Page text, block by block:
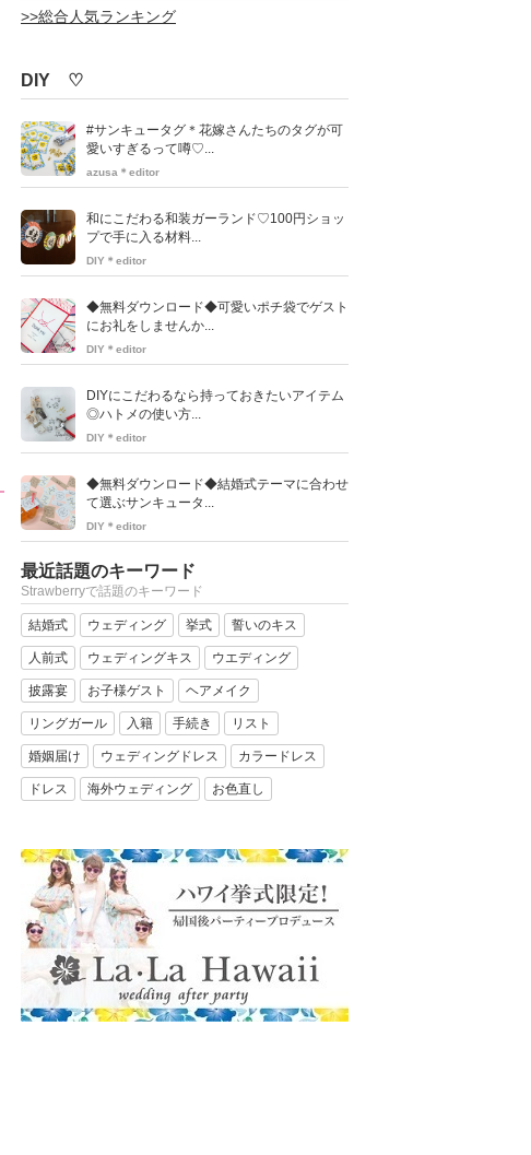
>>総合人気ランキング
DIY ♡
#サンキュータグ＊花嫁さんたちのタグが可
愛いすぎるって噂♡...
azusa＊editor
和にこだわる和装ガーランド♡100円ショッ
プで手に入る材料...
DIY＊editor
◆無料ダウンロード◆可愛いポチ袋でゲスト
にお礼をしませんか...
DIY＊editor
DIYにこだわるなら持っておきたいアイテム
◎ハトメの使い方...
DIY＊editor
◆無料ダウンロード◆結婚式テーマに合わせ
て選ぶサンキュータ...
DIY＊editor
最近話題のキーワード
Strawberryで話題のキーワード
結婚式 ウェディング 挙式 誓いのキス
人前式 ウェディングキス ウエディング
披露宴 お子様ゲスト ヘアメイク
リングガール 入籍 手続き リスト
婚姻届け ウェディングドレス カラードレス
ドレス 海外ウェディング お色直し